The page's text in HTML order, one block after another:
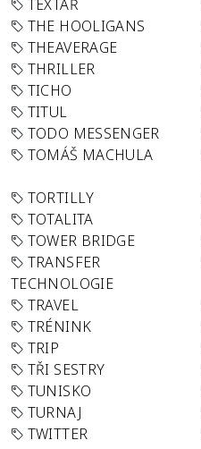
TEXTAŘ
THE HOOLIGANS
THEAVERAGE
THRILLER
TICHO
TITUL
TODO MESSENGER
TOMÁŠ MACHULA
TORTILLY
TOTALITA
TOWER BRIDGE
TRANSFER
TECHNOLOGIE
TRAVEL
TRÉNINK
TRIP
TŘI SESTRY
TUNISKO
TURNAJ
TWITTER